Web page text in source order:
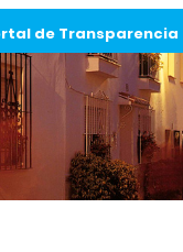
de Transparencia